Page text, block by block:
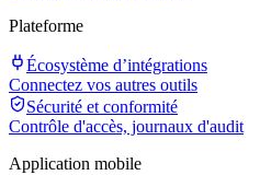
Plateforme
Écosystème d’intégrations
Connectez vos autres outils
Sécurité et conformité
Contrôle d'accès, journaux d'audit
Application mobile